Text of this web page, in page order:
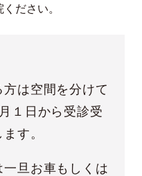
ださい。
は空間を分けて
１日から受診受
す。
旦お車もしくは